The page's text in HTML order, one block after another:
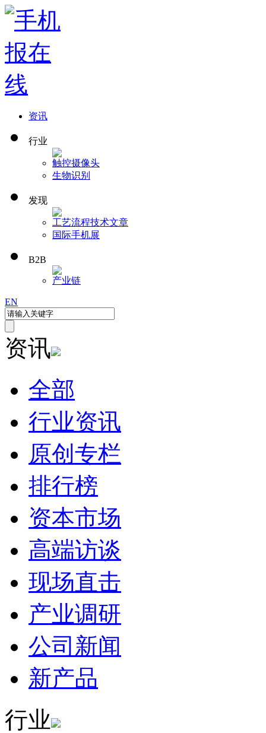
资讯
行业
触控摄像头
生物识别
发现
工艺流程技术文章
国际手机展
B2B
产业链
EN
资讯
全部
行业资讯
原创专栏
排行榜
资本市场
高端访谈
现场直击
产业调研
公司新闻
新产品
行业